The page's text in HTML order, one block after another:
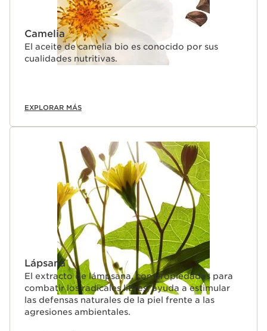
Camelia
El aceite de camelia bio es conocido por sus
cualidades nutritivas.
EXPLORAR MÁS
Lápsana
El extracto de lámpsana, con propiedades para
combatir los radicales libres, ayuda a estimular
las defensas naturales de la piel frente a las
agresiones ambientales.